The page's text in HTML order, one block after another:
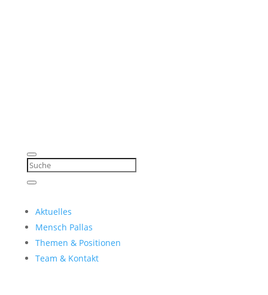
Aktuelles
Mensch Pallas
Themen & Positionen
Team & Kontakt